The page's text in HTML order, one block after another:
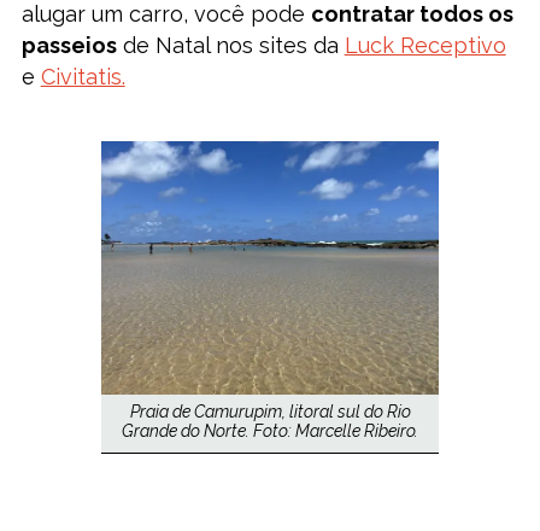
alugar um carro, você pode contratar todos os
passeiosde Natal nos sites da Luck Receptivo
e Civitatis.
Praia de Camurupim, litoral sul do Rio
Grande do Norte. Foto: Marcelle Ribeiro.